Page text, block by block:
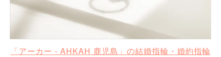
「アーカー - AHKAH 鹿児島」の結婚指輪・婚約指輪